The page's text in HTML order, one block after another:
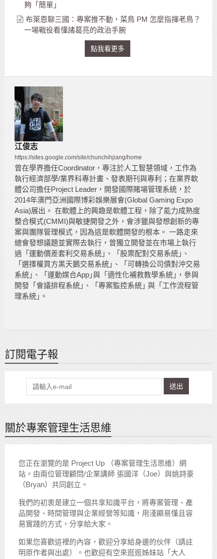
夠「簡單」
布萊恩聊三國：專案推不動，菜鳥 PM 怎麼指揮老鳥？
一場戰役看懂諸葛亮的政治手腕
點我看更多
江俊志
https://sites.google.com/site/chunchihjiang/home
曾在學界擔任Coordinator，專注於人工智慧領域，工作為
執行經濟部學/業界科專計畫、發表期刊與專利；在業界軟
體公司擔任Project Leader，開發國際賭場管理系統，於
2014年澳門亞洲國際博彩娛樂展會(Global Gaming Expo
Asia)展出。 在軟體上的興趣是軟體工程，除了能力成熟度
整合模式(CMMI)與敏捷開發之外，會涉獵與發想創新的專
案與團隊管理模式，因為這是軟體開發的根本。 一路走來
總會發想議題並實際去執行，曾獨立開發並在市場上執行
過「運動價差套利交易系統｣、「股票配對交易系統｣、
「選擇權買方黑天鵝交易系統｣、「可轉換公司債對沖交易
系統｣、「運動媒合App｣與「適性化補救教學系統｣，參與
開發「會議排程系統｣、「專案監控系統｣ 與「工作流程管
理系統｣。
訂閱電子報
送出
關於專案管理生活思維
您正在瀏覽的是 Project Up （專案管理生活思維）網
站。由兩位管理顧問/企業講師 張國洋（Joe）與姚詩豪
（Bryan）共同創立。
我們的初衷是建立一個共享知識平台，將專案管理、產
品開發、時間管理與企業經營等知識，用淺顯易懂且容
易實踐的方式，分享給大家。
如果您喜歡這裡的內容，歡迎分享給身邊的伙伴（請註
明原作者與出處）。也歡迎有空來逛逛姊妹站「大人